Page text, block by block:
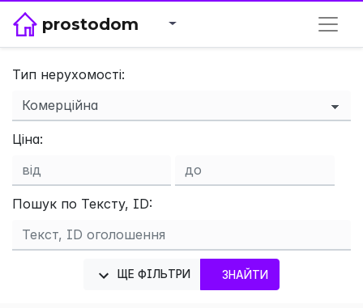
prostodom
Тип нерухомості:
Ціна:
Пошук по Тексту, ID:
ЩЕ ФІЛЬТРИ ЗНАЙТИ
×